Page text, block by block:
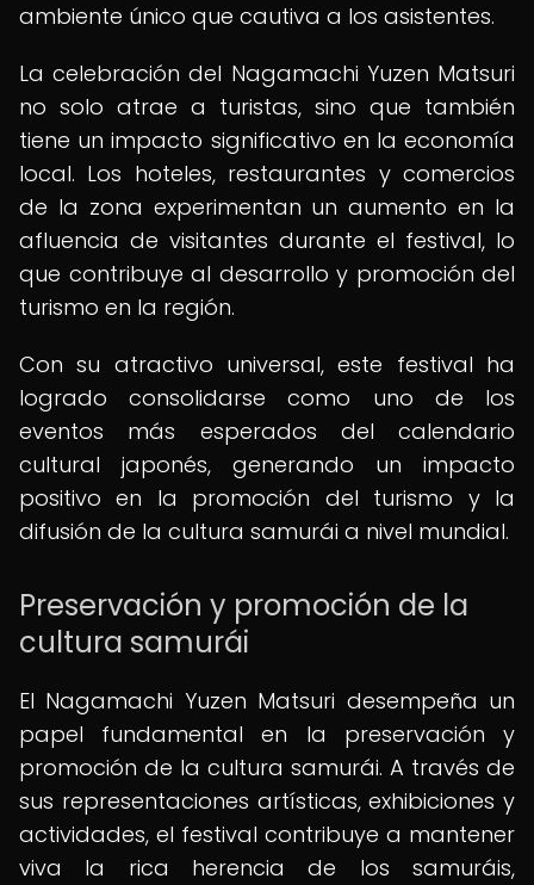
ambiente único que cautiva a los asistentes.
La celebración del Nagamachi Yuzen Matsuri
no solo atrae a turistas, sino que también
tiene un impacto significativo en la economía
local. Los hoteles, restaurantes y comercios
de la zona experimentan un aumento en la
afluencia de visitantes durante el festival, lo
que contribuye al desarrollo y promoción del
turismo en la región.
Con su atractivo universal, este festival ha
logrado consolidarse como uno de los
eventos más esperados del calendario
cultural japonés, generando un impacto
positivo en la promoción del turismo y la
difusión de la cultura samurái a nivel mundial.
Preservación y promoción de la
cultura samurái
El Nagamachi Yuzen Matsuri desempeña un
papel fundamental en la preservación y
promoción de la cultura samurái. A través de
sus representaciones artísticas, exhibiciones y
actividades, el festival contribuye a mantener
viva la rica herencia de los samuráis,